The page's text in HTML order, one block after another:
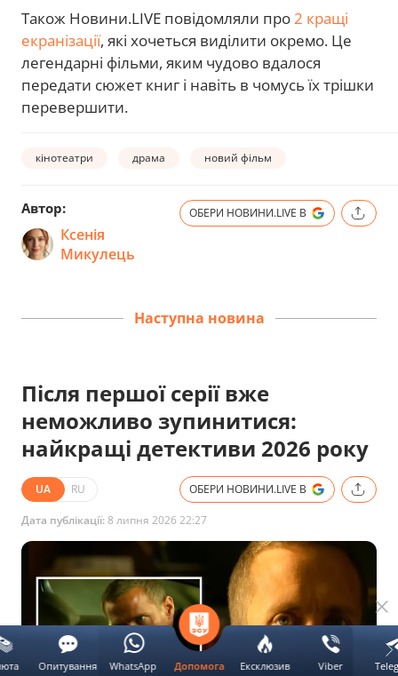
Також Новини.LIVE повідомляли про2 кращі
екранізації, які хочеться виділити окремо. Це
легендарні фільми, яким чудово вдалося
передати сюжет книг і навіть в чомусь їх трішки
перевершити.
кінотеатри драма новий фільм
Автор:
Ксенія
Микулець
ОБЕРИ НОВИНИ.LIVE В
Наступна новина
Після першої серії вже
неможливо зупинитися:
найкращі детективи 2026 року
UA RU ОБЕРИ НОВИНИ.LIVE В
Дата публікації:8 липня 2026 22:27
Допомога Ексклюзив Viber
Опитування WhatsApp